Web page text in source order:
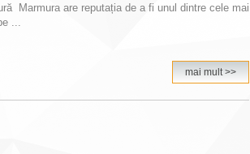
Marmura are reputația de a fi unul dintre cele mai
...
mai mult >>